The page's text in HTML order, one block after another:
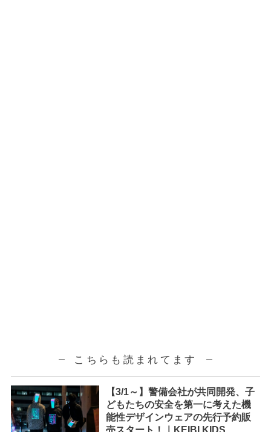
こちらも読まれてます
【3/1～】警備会社が共同開発、子
どもたちの安全を第一に考えた機
能性デザインウェアの先行予約販